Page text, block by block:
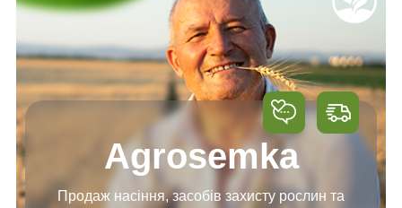
Agrosemka
Продаж насіння, засобів захисту рослин та